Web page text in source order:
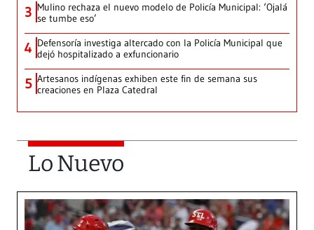
3 Mulino rechaza el nuevo modelo de Policía Municipal: ‘Ojalá
se tumbe eso’
4 Defensoría investiga altercado con la Policía Municipal que
dejó hospitalizado a exfuncionario
5 Artesanos indígenas exhiben este fin de semana sus
creaciones en Plaza Catedral
Lo Nuevo